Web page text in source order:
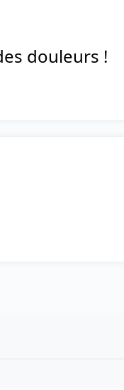
douleurs !